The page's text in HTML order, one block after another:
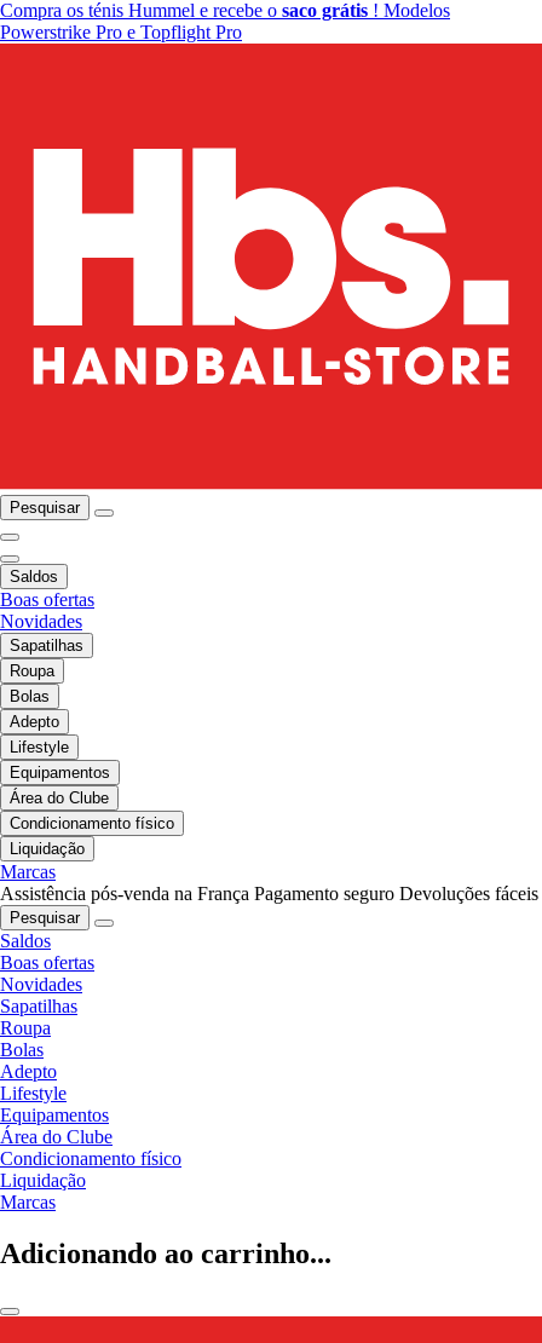
Compra os ténis Hummel e recebe o saco grátis ! Modelos
Powerstrike Pro e Topflight Pro
Pesquisar
Saldos
Boas ofertas
Novidades
Sapatilhas
Roupa
Bolas
Adepto
Lifestyle
Equipamentos
Área do Clube
Condicionamento físico
Liquidação
Marcas
Assistência pós-venda na França Pagamento seguro Devoluções fáceis
Pesquisar
Saldos
Boas ofertas
Novidades
Sapatilhas
Roupa
Bolas
Adepto
Lifestyle
Equipamentos
Área do Clube
Condicionamento físico
Liquidação
Marcas
Adicionando ao carrinho...